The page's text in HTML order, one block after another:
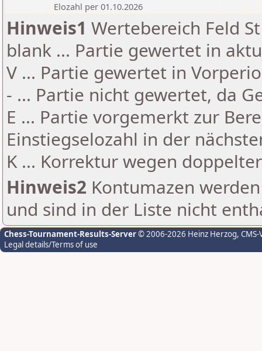
Elozahl per 01.10.2026
Hinweis1 Wertebereich Feld
blank ... Partie gewertet in
V ... Partie gewertet in
- ... Partie nicht gewertet, da
E ... Partie vorgemerkt zur
Einstiegselozahl in der
K ... Korrektur wegen
Hinweis2 Kontumazen
und sind in der Liste nicht
Chess-Tournament-Results-Server© 2006-2026 Heinz Herzog,
Legal details/Terms of use